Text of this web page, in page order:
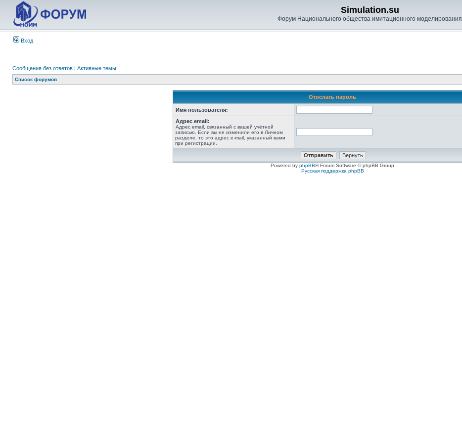
Simulation.su
Форум Национального общества имитационного моделирования
Вход
Сообщения без ответов | Активные темы
Список форумов
Отослать пароль
Имя пользователя:
Адрес email:
Адрес email, связанный с вашей учётной
записью. Если вы не изменили его в Личном
разделе, то это адрес e-mail, указанный вами
при регистрации.
Powered by phpBB® Forum Software © phpBB Group
Русская поддержка phpBB